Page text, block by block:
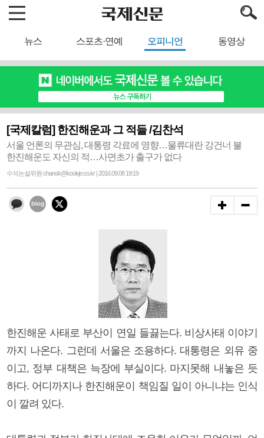
뉴스 스포츠·연예 오피니언 동영상
[국제칼럼] 한진해운과 그 적들 /김찬석
서울 언론의 무관심, 대통령 각료에 영향…물류대란 강건너 불
한진해운도 자신의 적…사면초가 출구가 없다
수석논설위원 chansk@kookje.co.kr | 2016.09.08 19:19
한진해운 사태로 부산이 연일 들끓는다. 비상사태 이야기
까지 나온다. 그런데 서울은 조용하다. 대통령은 외유 중
이고, 정부 대책은 늑장에 부실이다. 마지못해 내놓은 듯
하다. 어디까지나 한진해운이 책임질 일이 아니냐는 인식
이 깔려 있다.